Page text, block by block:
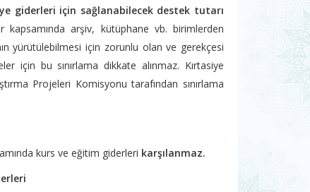
giderleri için sağlanabilecek destek tutarı
arşiv, kütüphane vb. birimlerden
yürütülebilmesi için zorunlu olan ve gerekçesi
için bu sınırlama dikkate alınmaz. Kırtasiye
Projeleri Komisyonu tarafından sınırlama
kurs ve eğitim giderleri karşılanmaz.